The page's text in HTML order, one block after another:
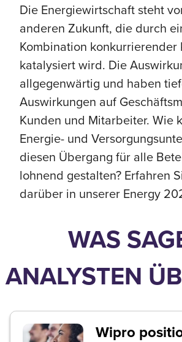
Die Energiewirtschaft steht
anderen Zukunft, die durch
Kombination konkurrierender
katalysiert wird. Die
allgegenwärtig und haben
Auswirkungen auf
Kunden und Mitarbeiter. Wie
Energie- und
diesen Übergang für alle
lohnend gestalten? Erfahren
darüber in unserer Energy
WAS
ANALYSTEN
Wipro